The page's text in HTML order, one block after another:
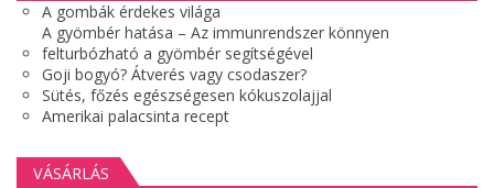
A gombák érdekes világa
A gyömbér hatása – Az immunrendszer könnyen
felturbózható a gyömbér segítségével
Goji bogyó? Átverés vagy csodaszer?
Sütés, főzés egészségesen kókuszolajjal
Amerikai palacsinta recept
VÁSÁRLÁS